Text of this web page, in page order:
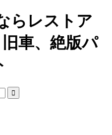
らレストア
車、絶版パ